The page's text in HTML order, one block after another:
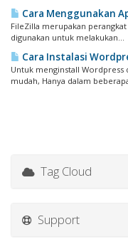
Cara Menggunakan
FileZilla merupakan
digunakan untuk melakukan...
Cara Instalasi
Untuk menginstall Wordpress
mudah, Hanya dalam
Tag Cloud
Support